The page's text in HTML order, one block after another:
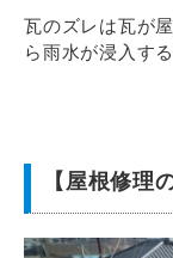
瓦のズレは瓦が
ら雨水が浸入す
【屋根修理